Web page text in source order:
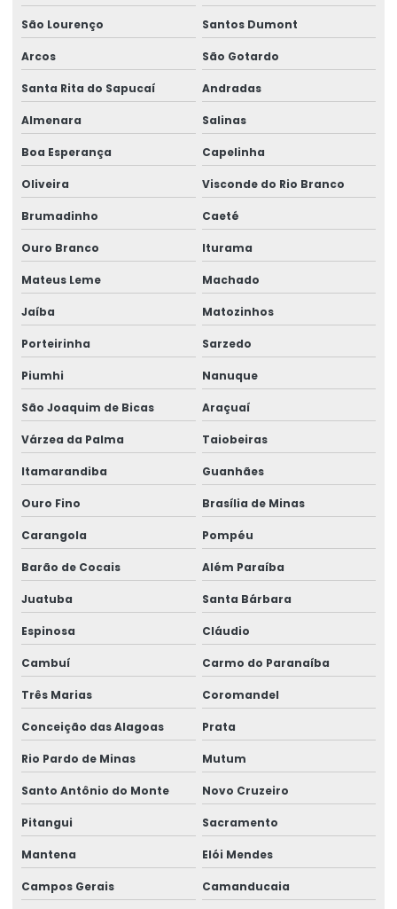
Ribbon 110x450 Para Impressoras Térmicas
Ribbon 110x74 Alta Resistência
Ribbon 110x74 Para Impressão
Ribbon Cera Para Etiquetas
Ribbon De Impressão
Ribbon Misto Para Impressão
Ribbon Para Impressão De Código De Barras
Ribbon Resina Alta Performance
Ribbons Tag Gondolas
Rótulo Adesivo Para Congelados
Rótulo Balança Impressora
Rótulo De Preço Personalizado Para Comércio
Rótulo Lacre Personalizado Para Produtos
Rótulo Para Balcão De Vendas
Rótulo Termo Sensível
Rótulo Termo Transferência Para Impressão
Rótulos Adesivos
Rótulos Adesivos Com Acabamento Fosco
Rótulos Adesivos Com Alta Resistência
Rótulos Adesivos Com Cola Removível
Rótulos Adesivos Com Proteção Uv
Rótulos Adesivos Couchê Brilho
São Lourenço Santos Dumont
Arcos São Gotardo
Santa Rita do Sapucaí Andradas
Almenara Salinas
Boa Esperança Capelinha
Oliveira Visconde do Rio Branco
Brumadinho Caeté
Ouro Branco Iturama
Mateus Leme Machado
Jaíba Matozinhos
Porteirinha Sarzedo
Piumhi Nanuque
São Joaquim de Bicas Araçuaí
Várzea da Palma Taiobeiras
Itamarandiba Guanhães
Ouro Fino Brasília de Minas
Carangola Pompéu
Barão de Cocais Além Paraíba
Juatuba Santa Bárbara
Espinosa Cláudio
Cambuí Carmo do Paranaíba
Três Marias Coromandel
Conceição das Alagoas Prata
Rio Pardo de Minas Mutum
Santo Antônio do Monte Novo Cruzeiro
Pitangui Sacramento
Mantena Elói Mendes
Campos Gerais Camanducaia